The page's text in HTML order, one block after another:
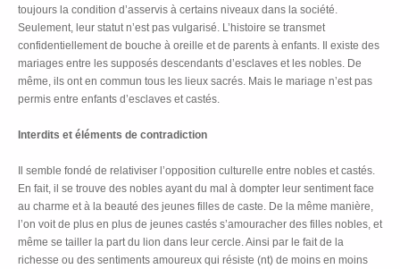
toujours la condition d’asservis à certains niveaux dans la société.
Seulement, leur statut n’est pas vulgarisé. L’histoire se transmet
confidentiellement de bouche à oreille et de parents à enfants. Il existe des
mariages entre les supposés descendants d’esclaves et les nobles. De
même, ils ont en commun tous les lieux sacrés. Mais le mariage n’est pas
permis entre enfants d’esclaves et castés.
Interdits et éléments de contradiction
Il semble fondé de relativiser l’opposition culturelle entre nobles et castés.
En fait, il se trouve des nobles ayant du mal à dompter leur sentiment face
au charme et à la beauté des jeunes filles de caste. De la même manière,
l’on voit de plus en plus de jeunes castés s’amouracher des filles nobles, et
même se tailler la part du lion dans leur cercle. Ainsi par le fait de la
richesse ou des sentiments amoureux qui résiste (nt) de moins en moins